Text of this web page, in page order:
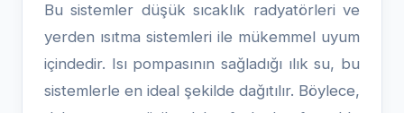
Bu sistemler düşük sıcaklık radyatörleri ve
yerden ısıtma sistemleri ile mükemmel uyum
içindedir. Isı pompasının sağladığı ılık su, bu
sistemlerle en ideal şekilde dağıtılır. Böylece,